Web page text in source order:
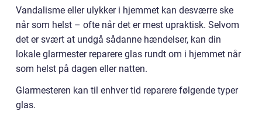
Vandalisme eller ulykker i hjemmet kan desværre ske
når som helst – ofte når det er mest upraktisk. Selvom
det er svært at undgå sådanne hændelser, kan din
lokale glarmester reparere glas rundt om i hjemmet når
som helst på dagen eller natten.
Glarmesteren kan til enhver tid reparere følgende typer
glas.